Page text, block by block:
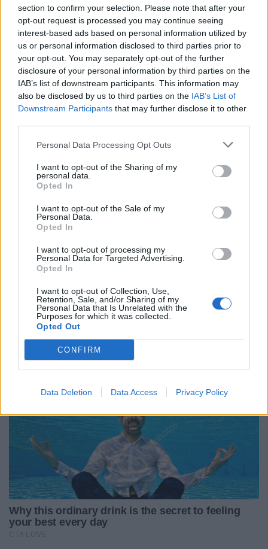
section to confirm your selection. Please note that after your
opt-out request is processed you may continue seeing
interest-based ads based on personal information utilized by
us or personal information disclosed to third parties prior to
your opt-out. You may separately opt-out of the further
disclosure of your personal information by third parties on the
IAB’s list of downstream participants. This information may
also be disclosed by us to third parties on the IAB’s List of
Downstream Participants that may further disclose it to other
Personal Data Processing Opt Outs
I want to opt-out of the Sharing of my
personal data.
Opted In
I want to opt-out of the Sale of my
Personal Data.
Opted In
I want to opt-out of processing my
Personal Data for Targeted Advertising.
Opted In
I want to opt-out of Collection, Use,
Retention, Sale, and/or Sharing of my
Personal Data that Is Unrelated with the
Purposes for which it was collected.
Opted Out
CONFIRM
Data Deletion Data Access Privacy Policy